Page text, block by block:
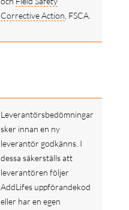
Corrective Action, FSCA.
Leverantörsbedömningar
sker innan en ny
leverantör godkänns. I
dessa säkerställs att
leverantören följer
AddLifes uppförandekod
eller har en egen